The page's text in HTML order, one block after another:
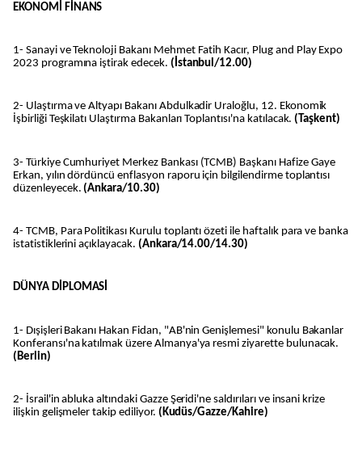
EKONOMİ FİNANS
1- Sanayi ve Teknoloji Bakanı Mehmet Fatih Kacır, Plug and Play Expo
2023 programına iştirak edecek. (İstanbul/12.00)
2- Ulaştırma ve Altyapı Bakanı Abdulkadir Uraloğlu, 12. Ekonomik
İşbirliği Teşkilatı Ulaştırma Bakanları Toplantısı'na katılacak. (Taşkent)
3- Türkiye Cumhuriyet Merkez Bankası (TCMB) Başkanı Hafize Gaye
Erkan, yılın dördüncü enflasyon raporu için bilgilendirme toplantısı
düzenleyecek. (Ankara/10.30)
4- TCMB, Para Politikası Kurulu toplantı özeti ile haftalık para ve banka
istatistiklerini açıklayacak. (Ankara/14.00/14.30)
DÜNYA DİPLOMASİ
1- Dışişleri Bakanı Hakan Fidan, "AB'nin Genişlemesi" konulu Bakanlar
Konferansı'na katılmak üzere Almanya'ya resmi ziyarette bulunacak.
(Berlin)
2- İsrail'in abluka altındaki Gazze Şeridi'ne saldırıları ve insani krize
ilişkin gelişmeler takip ediliyor. (Kudüs/Gazze/Kahire)